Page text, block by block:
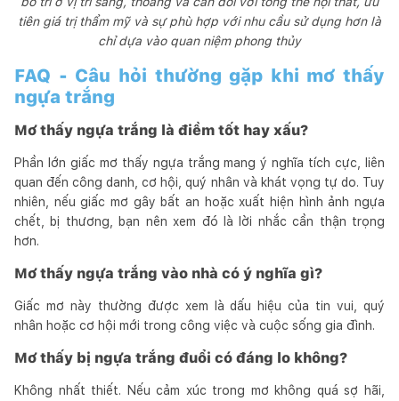
tiên giá trị thẩm mỹ và sự phù hợp với nhu cầu sử dụng hơn là
chỉ dựa vào quan niệm phong thủy
FAQ - Câu hỏi thường gặp khi mơ thấy
ngựa trắng
Mơ thấy ngựa trắng là điềm tốt hay xấu?
Phần lớn giấc mơ thấy ngựa trắng mang ý nghĩa tích cực, liên
quan đến công danh, cơ hội, quý nhân và khát vọng tự do. Tuy
nhiên, nếu giấc mơ gây bất an hoặc xuất hiện hình ảnh ngựa
chết, bị thương, bạn nên xem đó là lời nhắc cần thận trọng
hơn.
Mơ thấy ngựa trắng vào nhà có ý nghĩa gì?
Giấc mơ này thường được xem là dấu hiệu của tin vui, quý
nhân hoặc cơ hội mới trong công việc và cuộc sống gia đình.
Mơ thấy bị ngựa trắng đuổi có đáng lo không?
Không nhất thiết. Nếu cảm xúc trong mơ không quá sợ hãi,